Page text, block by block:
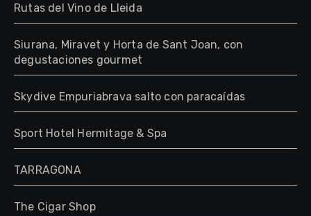
Rutas del Vino de Lleida
Siurana, Miravet y Horta de Sant Joan, con
degustaciones gourmet
Skydive Empuriabrava salto con paracaídas
Sport Hotel Hermitage & Spa
TARRAGONA
The Cigar Shop